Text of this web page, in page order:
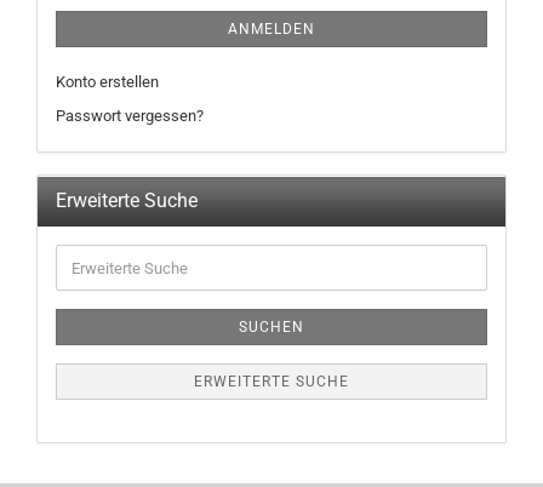
ANMELDEN
Konto erstellen
Passwort vergessen?
Erweiterte Suche
SUCHEN
ERWEITERTE SUCHE